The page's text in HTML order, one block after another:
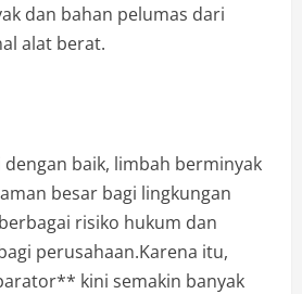
dan bahan pelumas dari
alat berat.
dengan baik, limbah berminyak
besar bagi lingkungan
risiko hukum dan
perusahaan.Karena itu,
kini semakin banyak